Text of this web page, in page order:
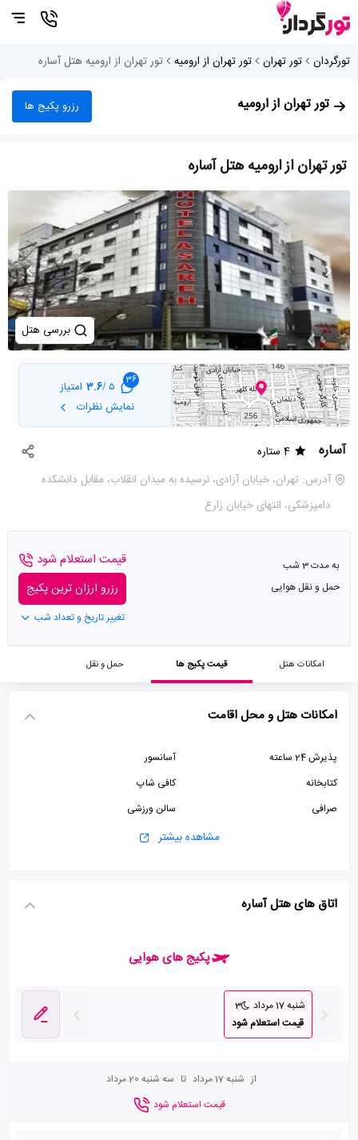
تورگردان تور تهران تور تهران از ارومیه تور تهران از ارومیه هتل آساره
تور تهران از ارومیه رزرو پکیج ها
تور تهران از ارومیه هتل آساره
بررسی هتل
36
5 /
3.6 امتیاز
نمایش نظرات
آساره
4 ستاره
آدرس: تهران، خیابان آزادی، نرسیده به میدان انقلاب، مقابل دانشکده
دامپزشکی، انتهای خیابان زارع
به مدت 3 شب
حمل و نقل هوایی
قیمت استعلام شود
رزرو ارزان ترین پکیج
تغییر تاریخ و تعداد شب
امکانات هتل قیمت پکیج ها حمل و نقل
امکانات هتل و محل اقامت
پذیرش 24 ساعته
آسانسور
کتابخانه
کافی شاپ
صرافی
سالن ورزشی
استخر
مشاهده بیشتر
اتاق های هتل آساره
پکیج های هوایی
شنبه 17 مرداد
3
قیمت استعلام شود
از شنبه 17 مرداد تا سه شنبه 20 مرداد
قیمت استعلام شود